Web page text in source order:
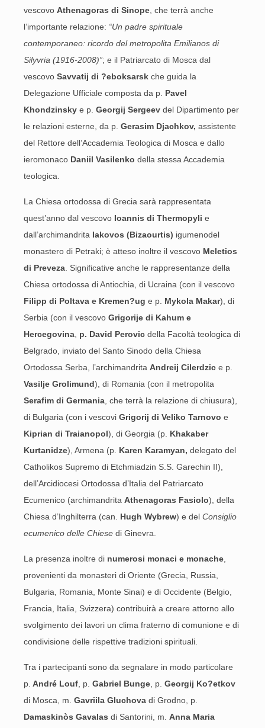
vescovo Athenagoras di Sinope , che terrà anche
l’importante relazione: “Un padre spirituale
contemporaneo: ricordo del metropolita Emilianos di
Silyvria (1916-2008)”; e il Patriarcato di Mosca dal
vescovo Savvatij di ?eboksarsk che guida la
Delegazione Ufficiale composta da p. Pavel
Khondzinsky e p. Georgij Sergeev del Dipartimento per
le relazioni esterne, da p. Gerasim Djachkov, assistente
del Rettore dell’Accademia Teologica di Mosca e dallo
ieromonaco Daniil Vasilenko della stessa Accademia
teologica.
La Chiesa ortodossa di Grecia sarà rappresentata
quest’anno dal vescovo Ioannis di Thermopyli e
dall’archimandrita Iakovos (Bizaourtis) igumenodel
monastero di Petraki; è atteso inoltre il vescovo Meletios
di Preveza . Significative anche le rappresentanze della
Chiesa ortodossa di Antiochia, di Ucraina (con il vescovo
Filipp di Poltava e Kremen?ug e p. Mykola Makar), di
Serbia (con il vescovo Grigorije di Kahum e
Hercegovina p. David Perovic della Facoltà teologica di
Belgrado, inviato del Santo Sinodo della Chiesa
Ortodossa Serba, l’archimandrita Andreij Cilerdzic e p.
Vasilje Grolimund), di Romania (con il metropolita
Serafim di Germania , che terrà la relazione di chiusura),
di Bulgaria (con i vescovi Grigorij di Veliko Tarnovo e
Kiprian di Traianopol), di Georgia (p. Khakaber
Kurtanidze), Armena (p. Karen Karamyan, delegato del
Catholikos Supremo di Etchmiadzin S.S. Garechin II),
dell’Arcidiocesi Ortodossa d’Italia del Patriarcato
Ecumenico (archimandrita Athenagoras Fasiolo), della
Chiesa d’Inghilterra (can. Hugh Wybrew) e del Consiglio
ecumenico delle Chiese di Ginevra.
La presenza inoltre di numerosi monaci e monache
provenienti da monasteri di Oriente (Grecia, Russia,
Bulgaria, Romania, Monte Sinai) e di Occidente (Belgio,
Francia, Italia, Svizzera) contribuirà a creare attorno allo
svolgimento dei lavori un clima fraterno di comunione e di
condivisione delle rispettive tradizioni spirituali.
Tra i partecipanti sono da segnalare in modo particolare
p. André Louf , p. Gabriel Bunge , p. Georgij Ko?etkov
di Mosca, m. Gavriila Gluchova di Grodno, p.
Damaskinòs Gavalas di Santorini, m. Anna Maria